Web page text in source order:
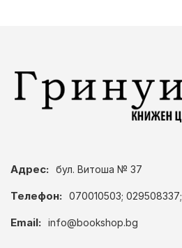
Адрес: бул. Витоша № 37
Телефон: 070010503; 029508337;
Email: info@bookshop.bg